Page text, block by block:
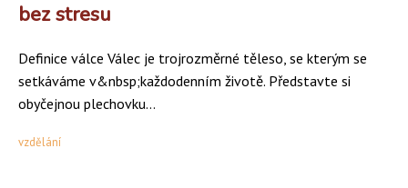
bez stresu
Definice válce Válec je trojrozměrné těleso, se kterým se
setkáváme v&nbsp;každodenním životě. Představte si
obyčejnou plechovku...
vzdělání